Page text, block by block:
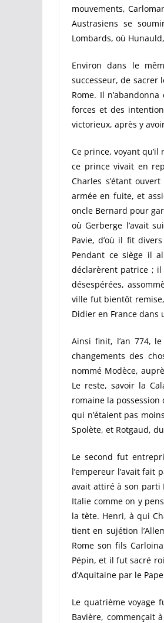
mouvements,
Austrasiens se
Lombards, où
Environ dans le
successeur, de sacrer
Rome. Il
forces et des
victorieux, après y
Ce prince, voyant
ce prince vivait en
Charles s’étant
armée en fuite, et
oncle Bernard pour
où Gerberge l’avait
Pavie, d’où il fit
Pendant ce siège il
déclarèrent patrice ;
désespérées,
ville fut bientôt
Didier en France dans
Ainsi finit, l’an 774,
changements des
nommé Modèce,
Le reste, savoir la
romaine la possession
qui n’étaient pas
Spolète, et Rotgaud,
Le second fut
l’empereur l’avait fait
avait attiré à son parti
Italie commeon y
la tète. Henri, à qui
tient en sujétion
Rome sonfils
Pépin, et il fut sacré roi
d’Aquitaine par le
Le quatrième
Bavière, commençaità